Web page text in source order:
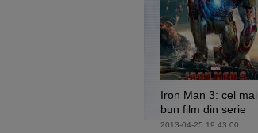
Iron Man 3: cel mai
bun film din serie
2013-04-25 19:43:00